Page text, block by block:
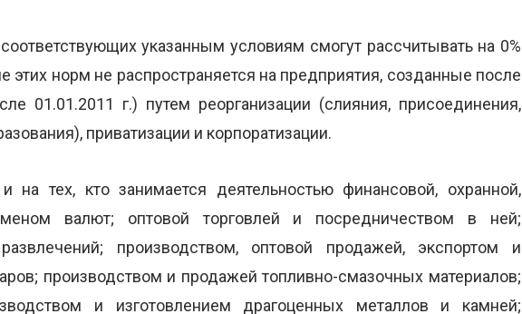
указанным условиям смогут рассчитывать на 0%
этих норм не распространяется на предприятия, созданные после
01.01.2011 г.) путем реорганизации (слияния, присоединения,
приватизации и корпоратизации.
на тех, кто занимается деятельностью финансовой, охранной,
валют; оптовой торговлей и посредничеством в ней;
производством, оптовой продажей, экспортом и
производством и продажей топливно-смазочных материалов;
и изготовлением драгоценных металлов и камней;